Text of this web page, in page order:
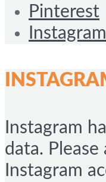
Pinterest
Instagram
Instagram
data.
Instagram